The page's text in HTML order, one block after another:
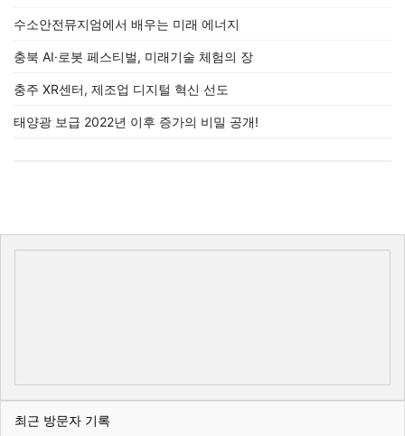
수소안전뮤지엄에서 배우는 미래 에너지
충북 AI·로봇 페스티벌, 미래기술 체험의 장
충주 XR센터, 제조업 디지털 혁신 선도
태양광 보급 2022년 이후 증가의 비밀 공개!
최근 방문자 기록